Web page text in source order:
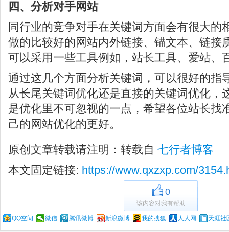
四、分析对手网站
同行业的竞争对手在关键词方面会有很大的
做的比较好的网站内外链接、锚文本、链接
可以采用一些工具例如，站长工具、爱站、
通过这几个方面分析关键词，可以很好的指
从长尾关键词优化还是直接的关键词优化，
是优化里不可忽视的一点，希望各位站长找
己的网站优化的更好。
原创文章转载请注明：转载自 七行者博客
本文固定链接: https://www.qxzxp.com/
0
该内容对我有帮助
QQ空间 微信 腾讯微博 新浪微博 我的搜狐 人人网 天涯社